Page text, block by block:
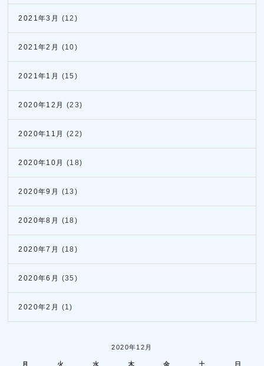
2021年3月 (12)
2021年2月 (10)
2021年1月 (15)
2020年12月 (23)
2020年11月 (22)
2020年10月 (18)
2020年9月 (13)
2020年8月 (18)
2020年7月 (18)
2020年6月 (35)
2020年2月 (1)
2020年12月
月 火 水 木 金 土 日